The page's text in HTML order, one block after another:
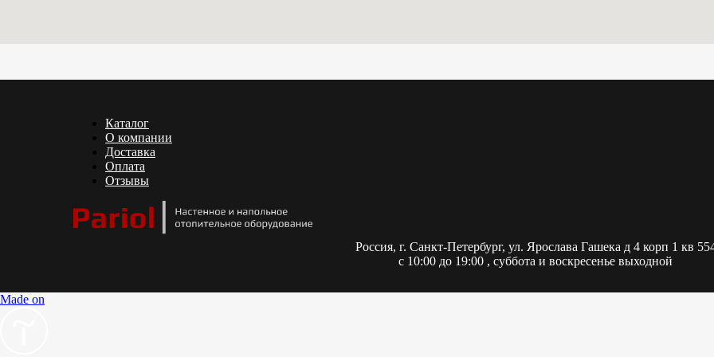
Каталог
О компании
Доставка
Оплата
Отзывы
Россия, г. Санкт-Петербург, ул. Ярослава Гашека д 4 корп 1 кв
с 10:00 до 19:00 , суббота и воскресенье выходной
Made on